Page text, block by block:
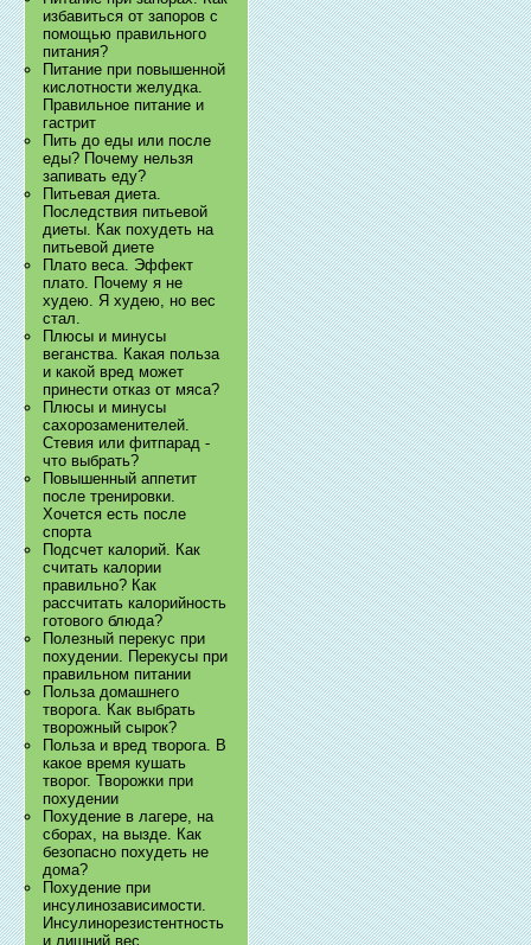
избавиться от запоров с
помощью правильного
питания?
Питание при повышенной
кислотности желудка.
Правильное питание и
гастрит
Пить до еды или после
еды? Почему нельзя
запивать еду?
Питьевая диета.
Последствия питьевой
диеты. Как похудеть на
питьевой диете
Плато веса. Эффект
плато. Почему я не
худею. Я худею, но вес
стал.
Плюсы и минусы
веганства. Какая польза
и какой вред может
принести отказ от мяса?
Плюсы и минусы
сахорозаменителей.
Стевия или фитпарад -
что выбрать?
Повышенный аппетит
после тренировки.
Хочется есть после
спорта
Подсчет калорий. Как
считать калории
правильно? Как
рассчитать калорийность
готового блюда?
Полезный перекус при
похудении. Перекусы при
правильном питании
Польза домашнего
творога. Как выбрать
творожный сырок?
Польза и вред творога. В
какое время кушать
творог. Творожки при
похудении
Похудение в лагере, на
сборах, на вызде. Как
безопасно похудеть не
дома?
Похудение при
инсулинозависимости.
Инсулинорезистентность
и лишний вес